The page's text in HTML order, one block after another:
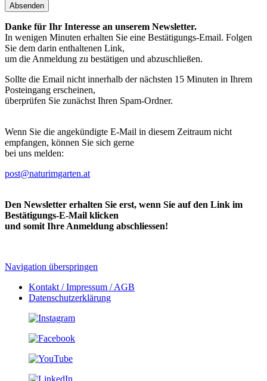
Absenden
Danke für Ihr Interesse an unserem Newsletter.
In wenigen Minuten erhalten Sie eine Bestätigungs-Email. Folgen
Sie dem darin enthaltenen Link,
um die Anmeldung zu bestätigen und abzuschließen.
Sollte die Email nicht innerhalb der nächsten 15 Minuten in Ihrem
Posteingang erscheinen,
überprüfen Sie zunächst Ihren Spam-Ordner.
Wenn Sie die angekündigte E-Mail in diesem Zeitraum nicht
empfangen, können Sie sich gerne
bei uns melden:
post@naturimgarten.at
Den Newsletter erhalten Sie erst, wenn Sie auf den Link im
Bestätigungs-E-Mail klicken
und somit Ihre Anmeldung abschliessen!
Navigation überspringen
Kontakt / Impressum / AGB
Datenschutzerklärung